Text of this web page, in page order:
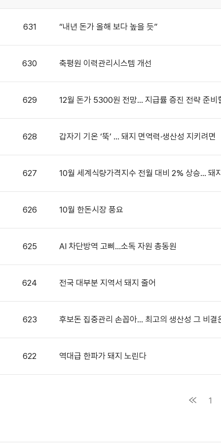
631 “내년 돈가 올해 보다 높을 듯”
630 축평원 이력관리시스템 개선
629 12월 돈가 5300원 전망… 지급률 증진 전략 준비
628 갑자기 기온 ‘뚝’ … 돼지 면역력·생산성 지키려면
627 10월 세계식량가격지수 전월 대비 2% 상승… 돼
626 10월 한돈시장 풍요
625 AI 차단방역 고삐…소독 자원 총동원
624 전국 대부분 지역서 돼지 줄어
623 후보돈 집중관리 손꼽아… 최고의 생산성 그 비결
622 역대급 한파가 돼지 노린다
1